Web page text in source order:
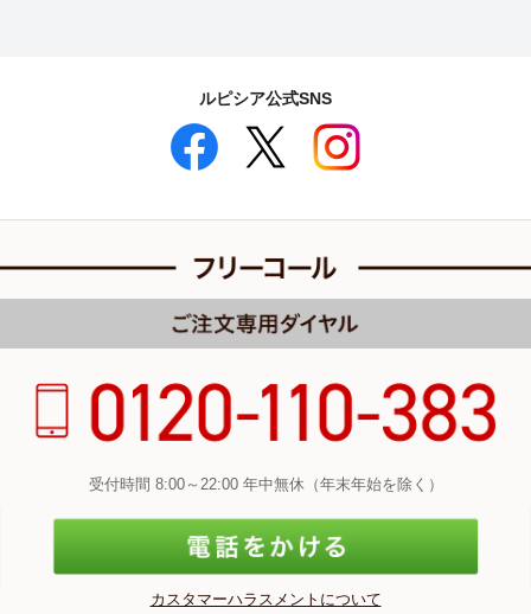
ルピシア公式SNS
受付時間 8:00～22:00 年中無休（年末年始を除く）
カスタマーハラスメントについて